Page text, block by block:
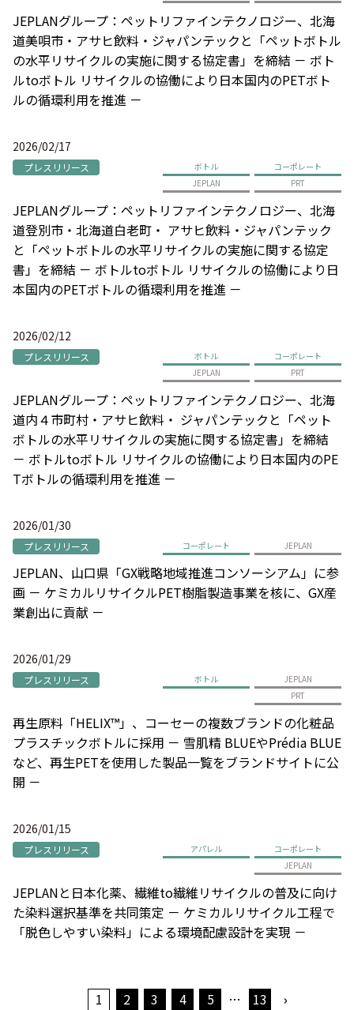
JEPLANグループ：ペットリファインテクノロジー、北海
道美唄市・アサヒ飲料・ジャパンテックと「ペットボトル
の水平リサイクルの実施に関する協定書」を締結 － ボト
ルtoボトル リサイクルの協働により日本国内のPETボト
ルの循環利用を推進 －
2026/02/17
プレスリリース ボトル
コーポレート
JEPLAN
PRT
JEPLANグループ：ペットリファインテクノロジー、北海
道登別市・北海道白老町・ アサヒ飲料・ジャパンテック
と「ペットボトルの水平リサイクルの実施に関する協定
書」を締結 － ボトルtoボトル リサイクルの協働により日
本国内のPETボトルの循環利用を推進 －
2026/02/12
プレスリリース ボトル
コーポレート
JEPLAN
PRT
JEPLANグループ：ペットリファインテクノロジー、北海
道内４市町村・アサヒ飲料・ ジャパンテックと「ペット
ボトルの水平リサイクルの実施に関する協定書」を締結
－ ボトルtoボトル リサイクルの協働により日本国内のPE
Tボトルの循環利用を推進 －
2026/01/30
プレスリリース コーポレート JEPLAN
JEPLAN、山口県「GX戦略地域推進コンソーシアム」に参
画 － ケミカルリサイクルPET樹脂製造事業を核に、GX産
業創出に貢献 －
2026/01/29
プレスリリース ボトル
JEPLAN
PRT
再生原料「HELIX™」、コーセーの複数ブランドの化粧品
プラスチックボトルに採用 － 雪肌精 BLUEやPrédia BLUE
など、再生PETを使用した製品一覧をブランドサイトに公
開 －
2026/01/15
プレスリリース アパレル
コーポレート
JEPLAN
JEPLANと日本化薬、繊維to繊維リサイクルの普及に向け
た染料選択基準を共同策定 － ケミカルリサイクル工程で
「脱色しやすい染料」による環境配慮設計を実現 －
1 2 3 4 5 … 13 ›